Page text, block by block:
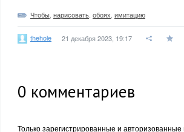
Чтобы нарисовать обоях имитацию
thehole 21 декабря 2023, 19:17
0 комментариев
Только зарегистрированные и